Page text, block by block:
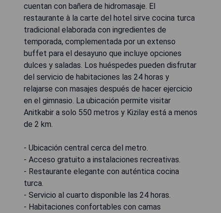
cuentan con bañera de hidromasaje. El
restaurante à la carte del hotel sirve cocina turca
tradicional elaborada con ingredientes de
temporada, complementada por un extenso
buffet para el desayuno que incluye opciones
dulces y saladas. Los huéspedes pueden disfrutar
del servicio de habitaciones las 24 horas y
relajarse con masajes después de hacer ejercicio
en el gimnasio. La ubicación permite visitar
Anitkabir a solo 550 metros y Kizilay está a menos
de 2 km.
- Ubicación central cerca del metro.
- Acceso gratuito a instalaciones recreativas.
- Restaurante elegante con auténtica cocina
turca.
- Servicio al cuarto disponible las 24 horas.
- Habitaciones confortables con camas